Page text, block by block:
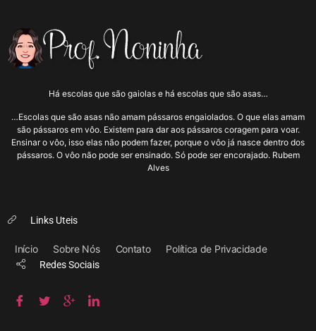
Há escolas que são gaiolas e há escolas que são asas…
…Escolas que são asas não amam pássaros engaiolados. O que elas amam
são pássaros em vôo. Existem para dar aos pássaros coragem para voar.
Ensinar o vôo, isso elas não podem fazer, porque o vôo já nasce dentro dos
pássaros. O vôo não pode ser ensinado. Só pode ser encorajado. Rubem
Alves
Links Uteis
Início Sobre Nós Contato Política de Privacidade
Redes Sociais